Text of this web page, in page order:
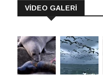
VİDEO GALERİ